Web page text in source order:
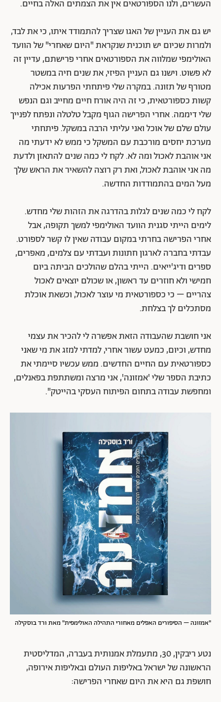
העשרים, ולנו הספורטאים אין את הצמתים האלה בחיים.
יש גם את העניין של האגו שצריך להתמודד איתו, כי את לבד,
ולמרות שכיום יש תוכנית שנקראת "היום שאחרי" של הוועד
האולימפי שמלווה את הספורטאים אחרי פרישתם, עדיין זה
לא פשוט. וישנו גם העניין הפיזי, את שנים חיה במשטר
מטורף של תזונה. במקרה שלי פיתחתי הפרעות אכילה
קשות כספורטאית, כי זה היה אורח חיים מחייב וגם הנפש
שלי דיממה. אחרי הפרישה הגוף מקבל טלטלה ונפתח לפנייך
עולם שלם של אוכל ואני עליתי הרבה במשקל. פיתחתי
מערכת יחסים מורכבת עם המשקל כי ממש לא ידעתי מה
אני אוהבת לאכול ומה לא. לקח לי כמה שנים להתאזן ולדעת
מה אני אוהבת לאכול, ואת רק רוצה להשאיר את הראש שלך
מעל המים בהתמודדות החדשה.
לקח לי כמה שנים לגלות בהדרגה את הזהות שלי מחדש.
לימים הייתי סגנית הוועד האולימפי למשך תקופה, אבל
אחרי הפרישה בחרתי במקום עבודה שאין לו קשר לספורט.
עבדתי בחברה לארגון חתונות ועבדתי עם צלמים, מאפרים,
ספרים ודיג'ייאים. הייתי בהלם שהולכים הביתה ביום
חמישי ולא חוזרים עד ראשון, או שכולם יוצאים לאכול
צהריים – כי כספורטאית מי עוצר לאכול, וכשאת אוכלת
מסתכלים לך בצלחת.
אני חושבת שהעבודה הזאת אפשרה לי להכיר את עצמי
מחדש, וכיום, כמעט עשור אחרי, למדתי למזג את מי שאני
כספורטאית עם החיים החדשים. ממש עכשיו סיימתי את
כתיבת הספר שלי 'אמזונה', אני מרצה ומשתתפת בפאנלים,
ומחפשת עבודה בתחום הפיתוח העסקי בהייטק".
"אמזונה – הסיפורים האפלים מאחורי התהילה האולימפית" מאת ורד בוסקילה
נטע ריבקין, 30, מתעמלת אמנותית בעברה, המדליסטית
הראשונה של ישראל באליפות העולם ובאליפות אירופה,
חושפת גם היא את היום שאחרי הפרישה: